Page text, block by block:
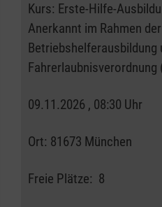
Kurs: Erste-Hilfe-
Anerkannt im Rahmen der
Betriebshelferausbildung
Fahrerlaubnisverordnung
09.11.2026 , 08:30 Uhr
Ort: 81673 München
Freie Plätze: 8